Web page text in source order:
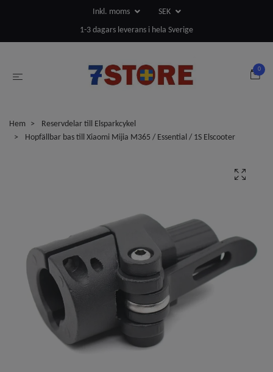
Inkl. moms
SEK
1-3 dagars leverans i hela Sverige
0
Hem
Reservdelar till Elsparkcykel
Hopfällbar bas till Xiaomi Mijia M365 / Essential / 1S Elscooter